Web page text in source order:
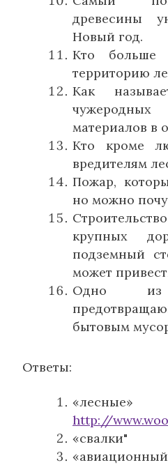
древесины
Новый год.
Кто больше
территорию
Как
материалов в
Кто кроме
вредителям
Пожар,
но можно
крупных
подземный
может
Одно из
бытовым
Ответы:
«лесные»
http://
«свалки"